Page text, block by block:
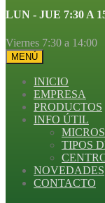
LUN - JUE 7:30 A
Viernes 7:30 a 14:00
MENÚ
INICIO
EMPRESA
PRODUCTOS
INFO ÚTIL
TIPOS
NOVEDADES
CONTACTO